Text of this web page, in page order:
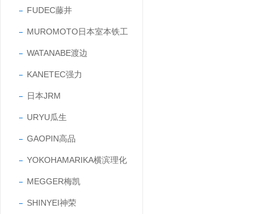
FUDEC藤井
MUROMOTO日本室本铁工
WATANABE渡边
KANETEC强力
日本JRM
URYU瓜生
GAOPIN高品
YOKOHAMARIKA横滨理化
MEGGER梅凯
SHINYEI神荣